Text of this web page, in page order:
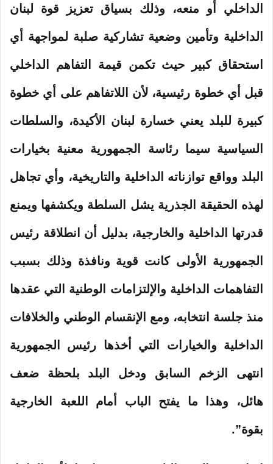
الداخلي أو منعه، وذلك بسياق تعزيز قوة لبنان
الداخلية وتأمين وضعية تشاركية صلبة لمواجهة أي
استحقاق كبير حيث تكمن قيمة التفاهم الداخلي
قبل أي خطوة رئيسية، لأن اللاتفاهم على أي خطوة
كبيرة للبلد يعني خسارة لبنان الأكيدة، والسلطات
السياسية سيما رئاسة الجمهورية معنية بخيارات
البلد وواقع توازناته الداخلية والتاريخية، وأي تجاهل
لهذه الحقيقة الجذرية يشل السلطة ويكشفها ويمنع
قدرتها الداخلية والخارجية، بدليل أن انطلاقة رئيس
الجمهورية الأولى كانت قوية ونافذة وذلك بسبب
التفاهمات الداخلية والإلتزامات الوطنية التي عقدها
منذ جلسة انتخابه، ومع الإنقسام الوطني والخلافات
الداخلية والخيارات التي أخذها رئيس الجمهورية
انتهى الزخم السابق ودخل البلد بلحظة ضعف
هائل، وهذا ما يفتح الباب أمام اللعبة الخارجية
بقوة”.